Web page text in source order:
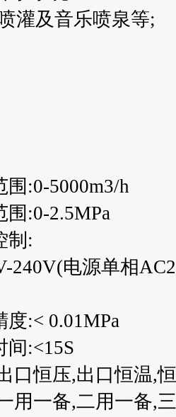
灌及音乐喷泉等;
围:0-5000m3/h
围:0-2.5MPa
制:
240V(电源单相
:< 0.01MPa
间:<15S
口恒压,出口恒温,
用一备,二用一备,